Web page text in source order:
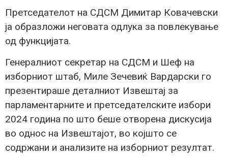
Претседателот на СДСМ Димитар Ковачевски
ја образложи неговата одлука за повлекување
од функцијата.
Генералниот секретар на СДСМ и Шеф на
изборниот штаб, Миле Зечевиќ Вардарски го
презентираше деталниот Извештај за
парламентарните и претседателските избори
2024 година по што беше отворена дискусија
во однос на Извештајот, во којшто се
содржани и анализите на изборниот резултат.